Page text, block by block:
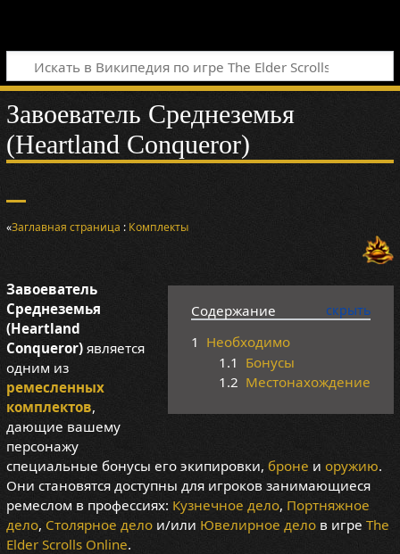
Завоеватель Среднеземья
(Heartland Conqueror)
«Заглавная страница : Комплекты
Содержание
1 Необходимо
1.1 Бонусы
1.2 Местонахождение
Завоеватель
Среднеземья
(Heartland
Conqueror)является
одним из
ремесленных
комплектов,
дающие вашему
персонажу
специальные бонусы его экипировки, броне и оружию.
Они становятся доступны для игроков занимающиеся
ремеслом в профессиях: Кузнечное дело, Портняжное
дело, Столярное делои/или Ювелирное делов игре The
Elder Scrolls Online.